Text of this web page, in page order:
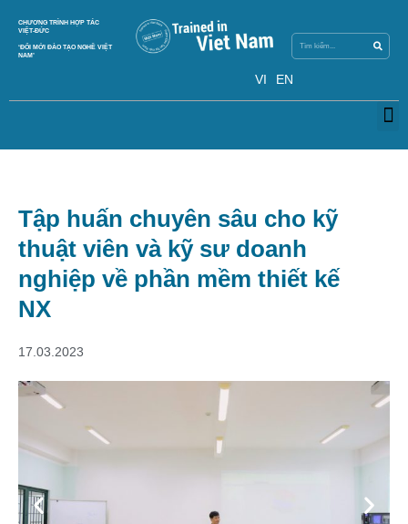
content
CHƯƠNG TRÌNH HỢP TÁC
VIỆT-ĐỨC
‘ĐỔI MỚI ĐÀO TẠO NGHỀ VIỆT
NAM’
VI EN
Tập huấn chuyên sâu cho kỹ
thuật viên và kỹ sư doanh
nghiệp về phần mềm thiết kế
NX
17.03.2023